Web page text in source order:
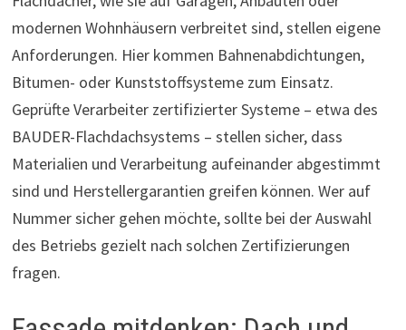
modernen Wohnhäusern verbreitet sind, stellen eigene
Anforderungen. Hier kommen Bahnenabdichtungen,
Bitumen- oder Kunststoffsysteme zum Einsatz.
Geprüfte Verarbeiter zertifizierter Systeme – etwa des
BAUDER-Flachdachsystems – stellen sicher, dass
Materialien und Verarbeitung aufeinander abgestimmt
sind und Herstellergarantien greifen können. Wer auf
Nummer sicher gehen möchte, sollte bei der Auswahl
des Betriebs gezielt nach solchen Zertifizierungen
fragen.